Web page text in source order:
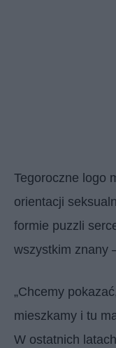
Tegoroczne logo
orientacji
formie puzzli
wszystkim znany
„Chcemy
mieszkamy i tu
W ostatnich